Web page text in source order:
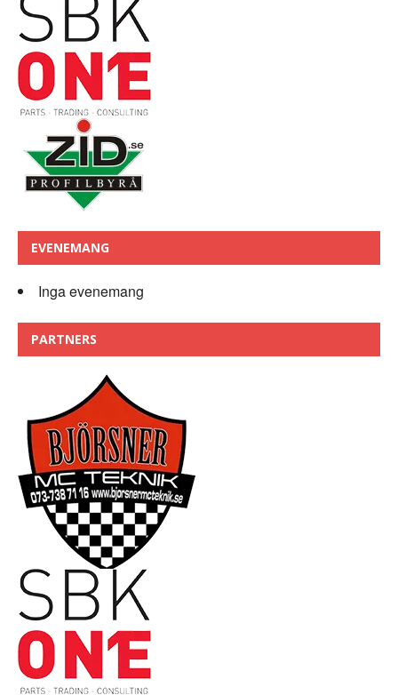
EVENEMANG
Inga evenemang
PARTNERS